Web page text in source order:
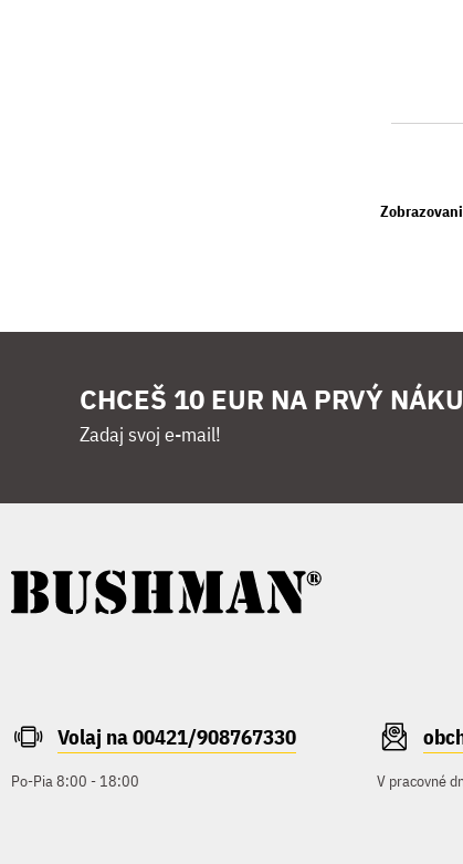
CHCEŠ 10 EUR NA PRVÝ
Zadaj svoj e-mail!
Volaj na 00421/908767330
Po-Pia 8:00 - 18:00 V pracovné